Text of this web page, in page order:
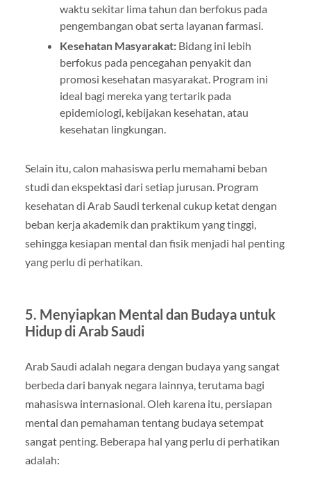
waktu sekitar lima tahun dan berfokus pada
pengembangan obat serta layanan farmasi.
Kesehatan Masyarakat:Bidang ini lebih
berfokus pada pencegahan penyakit dan
promosi kesehatan masyarakat. Program ini
ideal bagi mereka yang tertarik pada
epidemiologi, kebijakan kesehatan, atau
kesehatan lingkungan.
Selain itu, calon mahasiswa perlu memahami beban
studi dan ekspektasi dari setiap jurusan. Program
kesehatan di Arab Saudi terkenal cukup ketat dengan
beban kerja akademik dan praktikum yang tinggi,
sehingga kesiapan mental dan fisik menjadi hal penting
yang perlu di perhatikan.
5. Menyiapkan Mental dan Budaya untuk
Hidup di Arab Saudi
Arab Saudi adalah negara dengan budaya yang sangat
berbeda dari banyak negara lainnya, terutama bagi
mahasiswa internasional. Oleh karena itu, persiapan
mental dan pemahaman tentang budaya setempat
sangat penting. Beberapa hal yang perlu di perhatikan
adalah: